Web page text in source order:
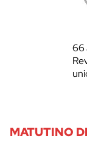
66
MATUTINO